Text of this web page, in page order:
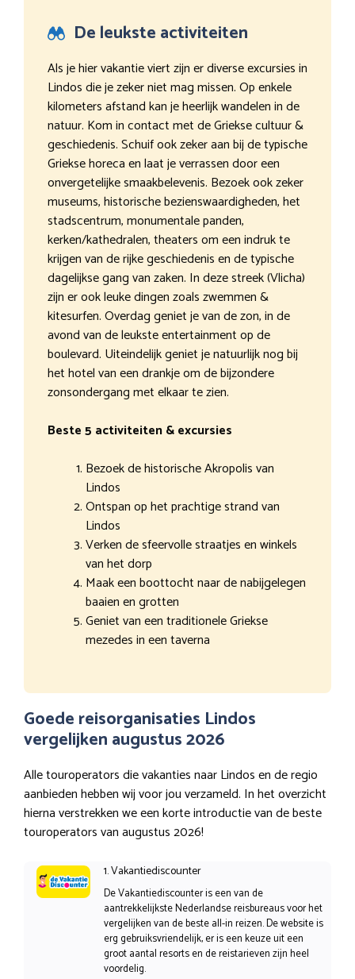
De leukste activiteiten
Als je hier vakantie viert zijn er diverse excursies in
Lindos die je zeker niet mag missen. Op enkele
kilometers afstand kan je heerlijk wandelen in de
natuur. Kom in contact met de Griekse cultuur &
geschiedenis. Schuif ook zeker aan bij de typische
Griekse horeca en laat je verrassen door een
onvergetelijke smaakbelevenis. Bezoek ook zeker
museums, historische bezienswaardigheden, het
stadscentrum, monumentale panden,
kerken/kathedralen, theaters om een indruk te
krijgen van de rijke geschiedenis en de typische
dagelijkse gang van zaken. In deze streek (Vlicha)
zijn er ook leuke dingen zoals zwemmen &
kitesurfen. Overdag geniet je van de zon, in de
avond van de leukste entertainment op de
boulevard. Uiteindelijk geniet je natuurlijk nog bij
het hotel van een drankje om de bijzondere
zonsondergang met elkaar te zien.
Beste 5 activiteiten & excursies
Bezoek de historische Akropolis van
Lindos
Ontspan op het prachtige strand van
Lindos
Verken de sfeervolle straatjes en winkels
van het dorp
Maak een boottocht naar de nabijgelegen
baaien en grotten
Geniet van een traditionele Griekse
mezedes in een taverna
Goede reisorganisaties Lindos
vergelijken augustus 2026
Alle touroperators die vakanties naar Lindos en de regio
aanbieden hebben wij voor jou verzameld. In het overzicht
hierna verstrekken we een korte introductie van de beste
touroperators van augustus 2026!
1. Vakantiediscounter
De Vakantiediscounter is een van de
aantrekkelijkste Nederlandse reisbureaus voor het
vergelijken van de beste all-in reizen. De website is
erg gebruiksvriendelijk, er is een keuze uit een
groot aantal resorts en de reistarieven zijn heel
voordelig.